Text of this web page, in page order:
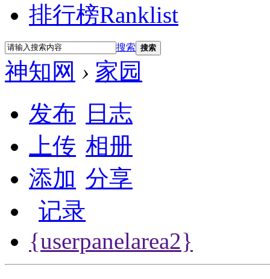
排行榜Ranklist
搜索 搜索
神知网 › 家园
发布
日志
上传 相册
添加 分享
记录
{userpanelarea2}